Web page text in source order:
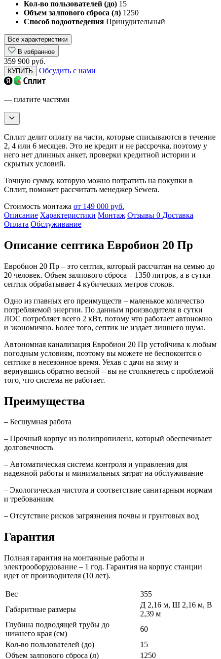
Кол-во пользователей (до) 15
Объем залпового сброса (л) 1250
Способ водоотведения Принудительный
Все характеристики
В избранное
359 900 руб.
КУПИТЬ Обсудить с нами
— платите частями
Сплит делит оплату на части, которые списываются в течение
2, 4 или 6 месяцев. Это не кредит и не рассрочка, поэтому у
него нет длинных анкет, проверки кредитной истории и
скрытых условий.
Точную сумму, которую можно потратить на покупки в
Сплит, поможет рассчитать менеджер Sewera.
Стоимость монтажа от 149 000 руб.
Описание Характеристики Монтаж Отзывы 0 Доставка
Оплата Обслуживание
Описание септика Евробион 20 Пр
Евробион 20 Пр – это септик, который рассчитан на семью до
20 человек. Объем залпового сброса – 1350 литров, а в сутки
септик обрабатывает 4 кубических метров стоков.
Одно из главных его преимуществ – маленькое количество
потребляемой энергии. По данным производителя в сутки
ЛОС потребляет всего 2 кВт, потому что работает автономно
и экономично. Более того, септик не издает лишнего шума.
Автономная канализация Евробион 20 Пр устойчива к любым
погодным условиям, поэтому вы можете не беспокоится о
септике в несезонное время. Уехав с дачи на зиму и
вернувшись обратно весной – вы не столкнетесь с проблемой
того, что система не работает.
Преимущества
– Бесшумная работа
– Прочный корпус из полипропилена, который обеспечивает
долговечность
– Автоматическая система контроля и управления для
надежной работы и минимальных затрат на обслуживание
– Экологическая чистота и соответствие санитарным нормам
и требованиям
– Отсутствие рисков загрязнения почвы и грунтовых вод
Гарантия
Полная гарантия на монтажные работы и
электрооборудование – 1 год. Гарантия на корпус станции
идет от производителя (10 лет).
Вес
355
Габаритные размеры
Д 2,16 м, Ш 2,16 м, В
2,39 м
Глубина подводящей трубы до
нижнего края (см)
60
Кол-во пользователей (до)
15
Объем залпового сброса (л)
1250